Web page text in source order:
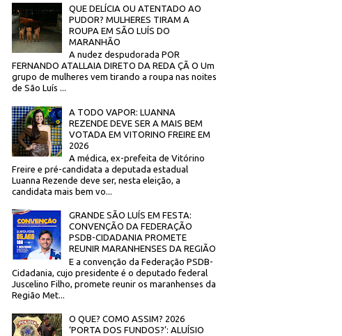
QUE DELÍCIA OU ATENTADO AO
PUDOR? MULHERES TIRAM A
ROUPA EM SÃO LUÍS DO
MARANHÃO
A nudez despudorada POR
FERNANDO ATALLAIA DIRETO DA REDA ÇÃ O Um
grupo de mulheres vem tirando a roupa nas noites
de São Luís ...
A TODO VAPOR: LUANNA
REZENDE DEVE SER A MAIS BEM
VOTADA EM VITORINO FREIRE EM
2026
A médica, ex-prefeita de Vitórino
Freire e pré-candidata a deputada estadual
Luanna Rezende deve ser, nesta eleição, a
candidata mais bem vo...
GRANDE SÃO LUÍS EM FESTA:
CONVENÇÃO DA FEDERAÇÃO
PSDB-CIDADANIA PROMETE
REUNIR MARANHENSES DA REGIÃO
E a convenção da Federação PSDB-
Cidadania, cujo presidente é o deputado federal
Juscelino Filho, promete reunir os maranhenses da
Região Met...
O QUE? COMO ASSIM? 2026
‘PORTA DOS FUNDOS?’: ALUÍSIO